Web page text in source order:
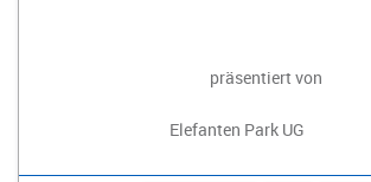
präsentiert von
Elefanten Park UG